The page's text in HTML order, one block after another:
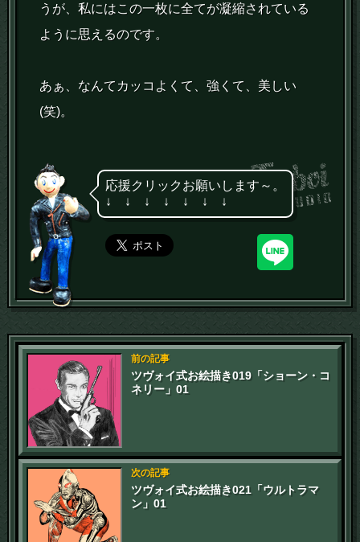
うが、私にはこの一枚に全てが凝縮されている
ように思えるのです。
あぁ、なんてカッコよくて、強くて、美しい
(笑)。
応援クリックお願いします～。
↓ ↓ ↓ ↓ ↓ ↓ ↓
前の記事
ツヴォイ式お絵描き019「ショーン・コ
ネリー」01
次の記事
ツヴォイ式お絵描き021「ウルトラマ
ン」01